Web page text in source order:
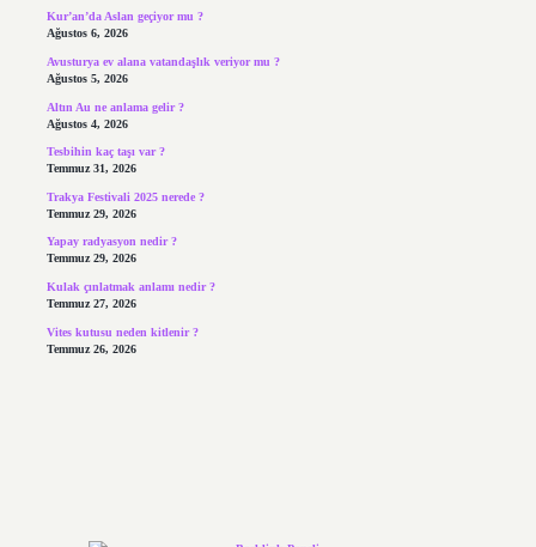
Kur’an’da Aslan geçiyor mu ?
Ağustos 6, 2026
Avusturya ev alana vatandaşlık veriyor mu ?
Ağustos 5, 2026
Altın Au ne anlama gelir ?
Ağustos 4, 2026
Tesbihin kaç taşı var ?
Temmuz 31, 2026
Trakya Festivali 2025 nerede ?
Temmuz 29, 2026
Yapay radyasyon nedir ?
Temmuz 29, 2026
Kulak çınlatmak anlamı nedir ?
Temmuz 27, 2026
Vites kutusu neden kitlenir ?
Temmuz 26, 2026